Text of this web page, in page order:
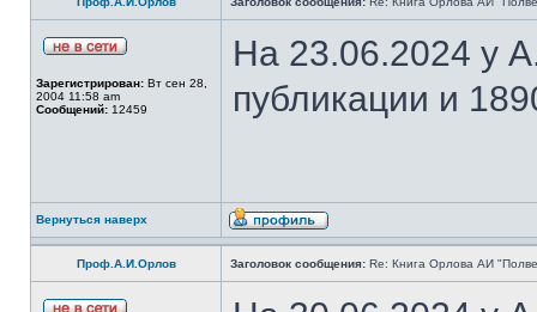
Зарегистрирован: Вт сен 28,
2004 11:58 am
Сообщений: 12459
На 23.06.2024 у
публикации и
Вернуться наверх
Проф.А.И.Орлов Заголовок сообщения: Re: Книга Орлова АИ